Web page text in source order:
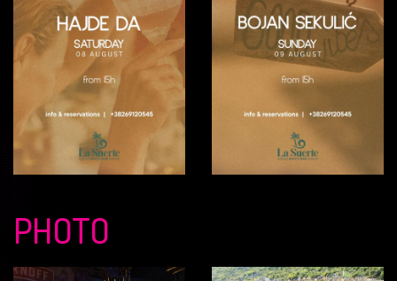
PHOTO